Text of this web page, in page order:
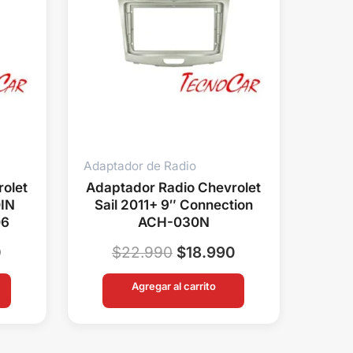
Adaptador de Radio
Adaptador Radio Chevrolet
Sail 2011+ 9″ Connection
ACH-030N
$22.990 $18.990
Agregar al carrito